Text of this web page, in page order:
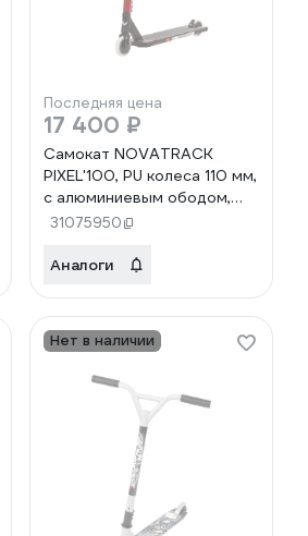
Последняя цена
17 400 ₽
Самокат NOVATRACK
PIXEL'100, PU колеса 110 мм,
с алюминиевым ободом,
жесткость PU 88A
31075950
Аналоги
Нет в наличии